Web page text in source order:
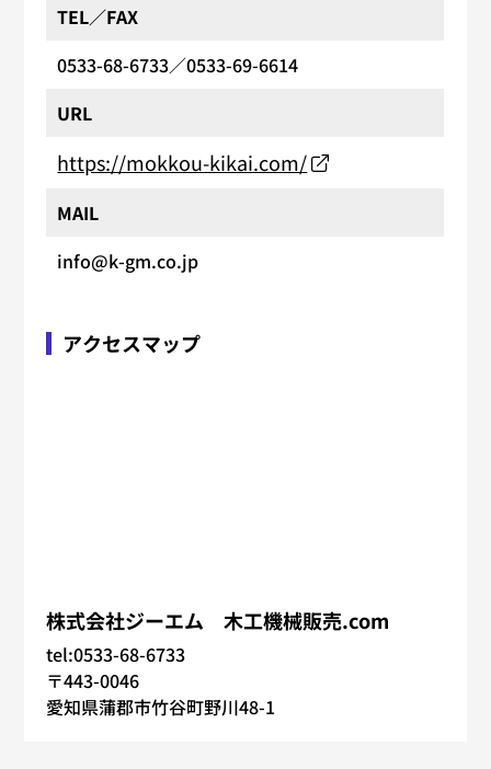
TEL／FAX
0533-68-6733／0533-69-6614
URL
https://mokkou-kikai.com/
MAIL
info@k-gm.co.jp
アクセスマップ
株式会社ジーエム 木工機械販売.com
tel:0533-68-6733
〒443-0046
愛知県蒲郡市竹谷町野川48-1